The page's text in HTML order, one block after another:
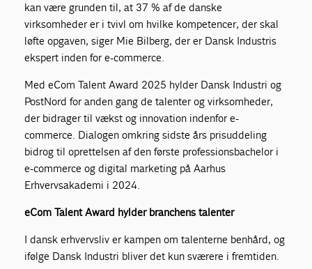
kan være grunden til, at 37 % af de danske
virksomheder er i tvivl om hvilke kompetencer, der skal
løfte opgaven, siger Mie Bilberg, der er Dansk Industris
ekspert inden for e-commerce.
Med eCom Talent Award 2025 hylder Dansk Industri og
PostNord for anden gang de talenter og virksomheder,
der bidrager til vækst og innovation indenfor e-
commerce. Dialogen omkring sidste års prisuddeling
bidrog til oprettelsen af den første professionsbachelor i
e-commerce og digital marketing på Aarhus
Erhvervsakademi i 2024.
eCom Talent Award hylder branchens talenter
I dansk erhvervsliv er kampen om talenterne benhård, og
ifølge Dansk Industri bliver det kun sværere i fremtiden.